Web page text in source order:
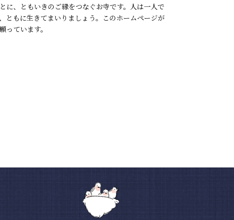
に、ともいきのご縁をつなぐお寺です。人は一人で
ともに生きてまいりましょう。このホームページが
っています。